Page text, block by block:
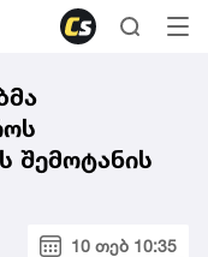
შემოტანის
10 თებ 10:35